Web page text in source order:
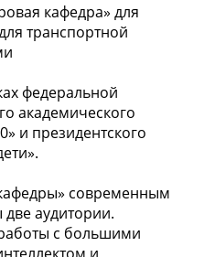
кафедра» для
транспортной
федеральной
академического
и президентского
современным
аудитории.
с большими